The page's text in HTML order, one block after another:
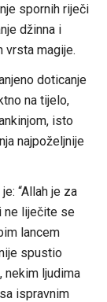
spornih riječi
džinna i
vrsta magije.
doticanje
na tijelo,
isto
najpoželjnije
“Allah je za
ne liječite se
lancem
spustio
nekim ljudima
ispravnim